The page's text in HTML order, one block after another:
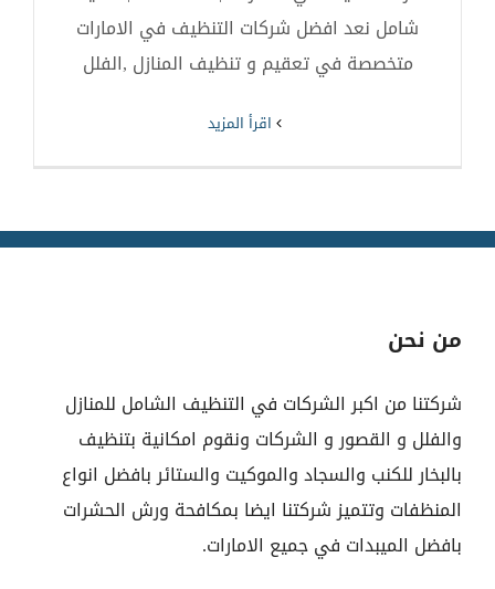
شامل نعد افضل شركات التنظيف في الامارات
متخصصة في تعقيم و تنظيف المنازل ,الفلل
من نحن
شركتنا من اكبر الشركات في التنظيف الشامل للمنازل
والفلل و القصور و الشركات ونقوم امكانية بتنظيف
بالبخار للكنب والسجاد والموكيت والستائر بافضل انواع
المنظفات وتتميز شركتنا ايضا بمكافحة ورش الحشرات
بافضل الميبدات في جميع الامارات.